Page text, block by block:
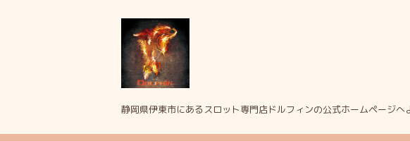
静岡県伊東市にあるスロット専門店ドルフィンの公式ホームページへ